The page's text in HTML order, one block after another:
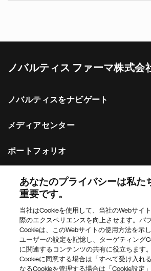
ノバルティス ファーマ株式会
ノバルティスをナビゲート
メディアセンター
ポートフォリオ
その他のノバルティスのウェブサイト
Footer Site Search
あなたのプライバシーは私た
重要です。
当社はCookieを使用して、当社のWebサイ
際のエクスペリエンスを向上させます。パ
Cookieは、このWebサイトの使用方法を示
ユーザーの設定を記憶し、ターゲティング
に関連するコンテンツの共有に役立ちます
Cookieに同意する場合は「すべて受け入れ
なるCookieを管理する場合は「Cookie設定